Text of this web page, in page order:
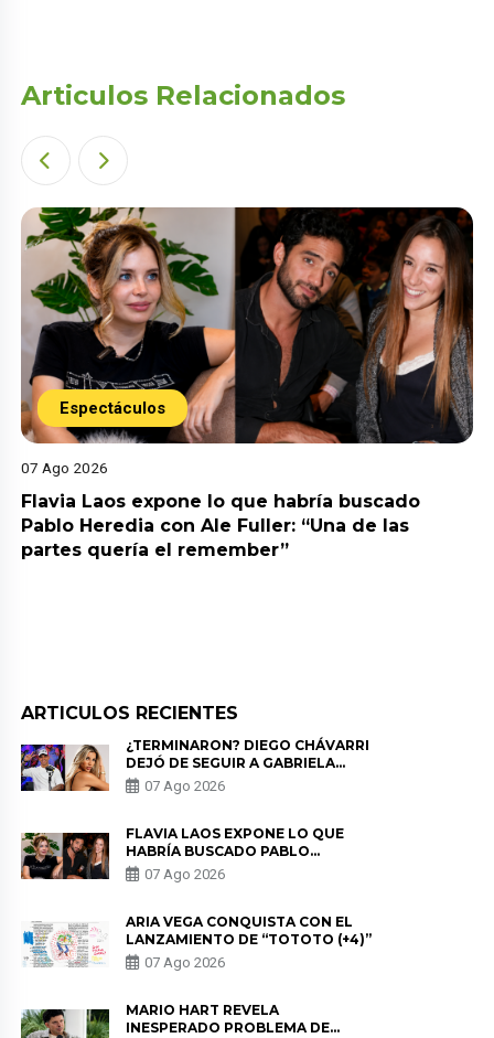
Articulos Relacionados
Espectáculos
07 Ago 2026
Flavia Laos expone lo que habría buscado
Pablo Heredia con Ale Fuller: “Una de las
partes quería el remember”
ARTICULOS RECIENTES
¿TERMINARON? DIEGO CHÁVARRI
DEJÓ DE SEGUIR A GABRIELA
HERRERA Y ANUNCIA SU SALIDA
DE PÓDCAST
07 Ago 2026
FLAVIA LAOS EXPONE LO QUE
HABRÍA BUSCADO PABLO
HEREDIA CON ALE FULLER: “UNA
DE LAS PARTES QUERÍA EL
07 Ago 2026
ARIA VEGA CONQUISTA CON EL
LANZAMIENTO DE “TOTOTO (+4)”
07 Ago 2026
MARIO HART REVELA
INESPERADO PROBLEMA DE